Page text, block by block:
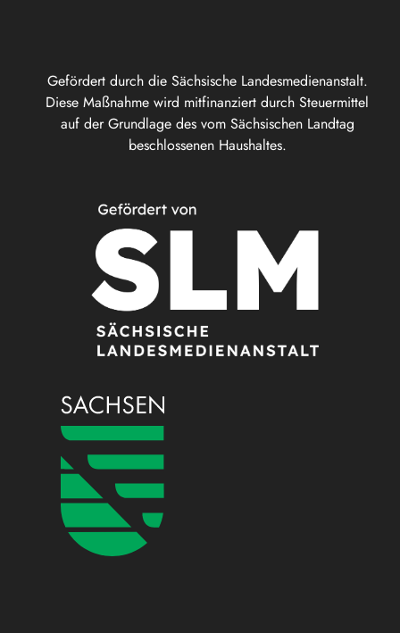
Gefördert durch die Sächsische Landesmedienanstalt.
Diese Maßnahme wird mitfinanziert durch Steuermittel
auf der Grundlage des vom Sächsischen Landtag
beschlossenen Haushaltes.